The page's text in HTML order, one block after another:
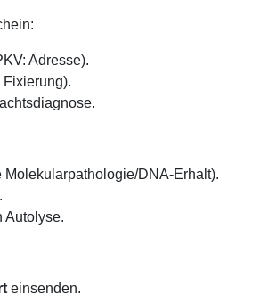
Adresse).
DNA-Erhalt).
.
Autolyse.
einsenden.